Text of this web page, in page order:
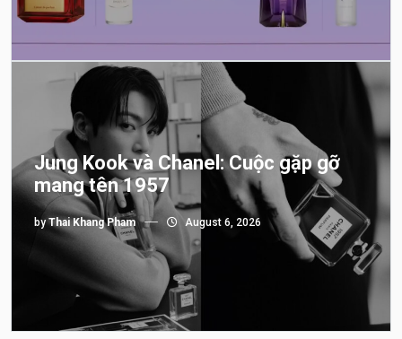
Jung Kook và Chanel: Cuộc gặp gỡ
mang tên 1957
byThai Khang Pham August 6, 2026